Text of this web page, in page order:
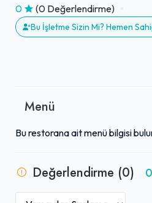
0 (0 Değerlendirme)
Bu İşletme Sizin Mi? Hemen
Menü
Bu restorana ait menü bilgisi
Değerlendirme (0) 0